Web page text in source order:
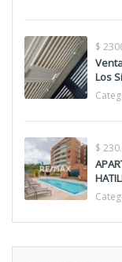
$
Los
$